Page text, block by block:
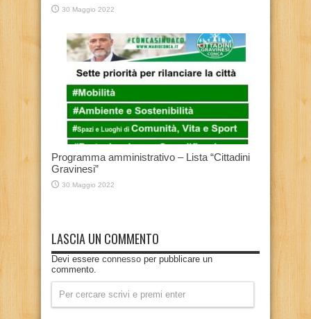
30 Maggio 2022
Programma amministrativo – Lista “Cittadini
Gravinesi”
30 Maggio 2022
LASCIA UN COMMENTO
Devi essere connesso per pubblicare un
commento.